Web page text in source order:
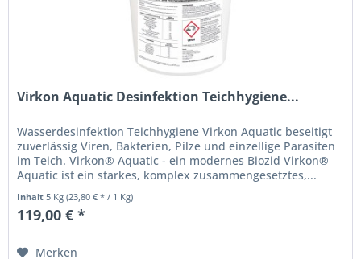
Virkon Aquatic Desinfektion Teichhygiene...
Wasserdesinfektion Teichhygiene Virkon Aquatic beseitigt
zuverlässig Viren, Bakterien, Pilze und einzellige Parasiten
im Teich. Virkon® Aquatic - ein modernes Biozid Virkon®
Aquatic ist ein starkes, komplex zusammengesetztes,...
Inhalt5 Kg(23,80 € * / 1 Kg)
119,00 € *
Merken